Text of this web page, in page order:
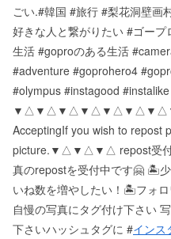
ごい.#韓国 #旅行 #梨花洞壁画
好きな人と繋がりたい #ゴー
生活 #goproのある生活
#adventure #goprohero4
#olympus #instagood
Accepting If you wish to repost
picture. ▼△▼△▼△ repost受
真のrepostを受付中です🤗 🏝
いね数を増やしたい！ 🏝フォ
自慢の写真にタグ付け下さい
下さい️ ハッシュタグに #インス